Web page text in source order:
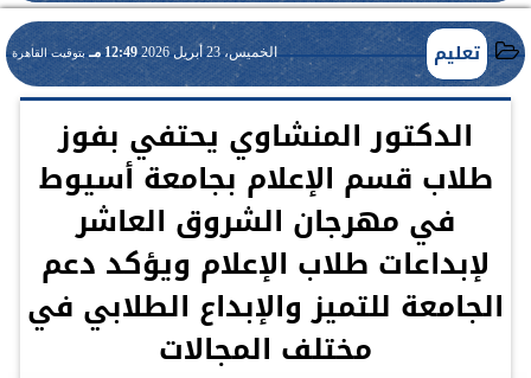
تعليم الخميس، 23 أبريل 2026 12:49 مـ بتوقيت القاهرة
الدكتور المنشاوي يحتفي بفوز
طلاب قسم الإعلام بجامعة أسيوط
في مهرجان الشروق العاشر
لإبداعات طلاب الإعلام ويؤكد دعم
الجامعة للتميز والإبداع الطلابي في
مختلف المجالات